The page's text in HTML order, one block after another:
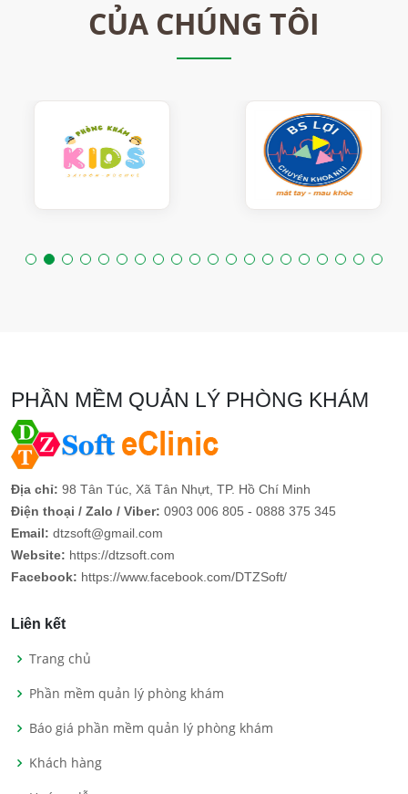
CỦA CHÚNG TÔI
PHẦN MỀM QUẢN LÝ PHÒNG KHÁM
Địa chỉ: 98 Tân Túc, Xã Tân Nhựt, TP. Hồ Chí Minh
Điện thoại / Zalo / Viber: 0903 006 805 - 0888 375 345
Email: dtzsoft@gmail.com
Website: https://dtzsoft.com
Facebook: https://www.facebook.com/DTZSoft/
Liên kết
Trang chủ
Phần mềm quản lý phòng khám
Báo giá phần mềm quản lý phòng khám
Khách hàng